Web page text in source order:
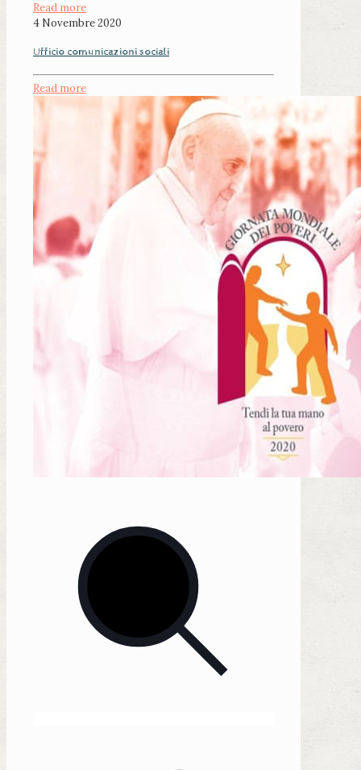
Read more
4 Novembre 2020
Ufficio comunicazioni sociali
Read more